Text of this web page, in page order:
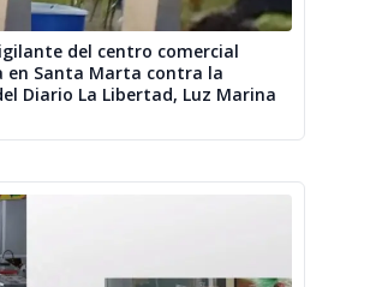
del centro comercial
en Santa Marta contra la
Diario La Libertad, Luz Marina